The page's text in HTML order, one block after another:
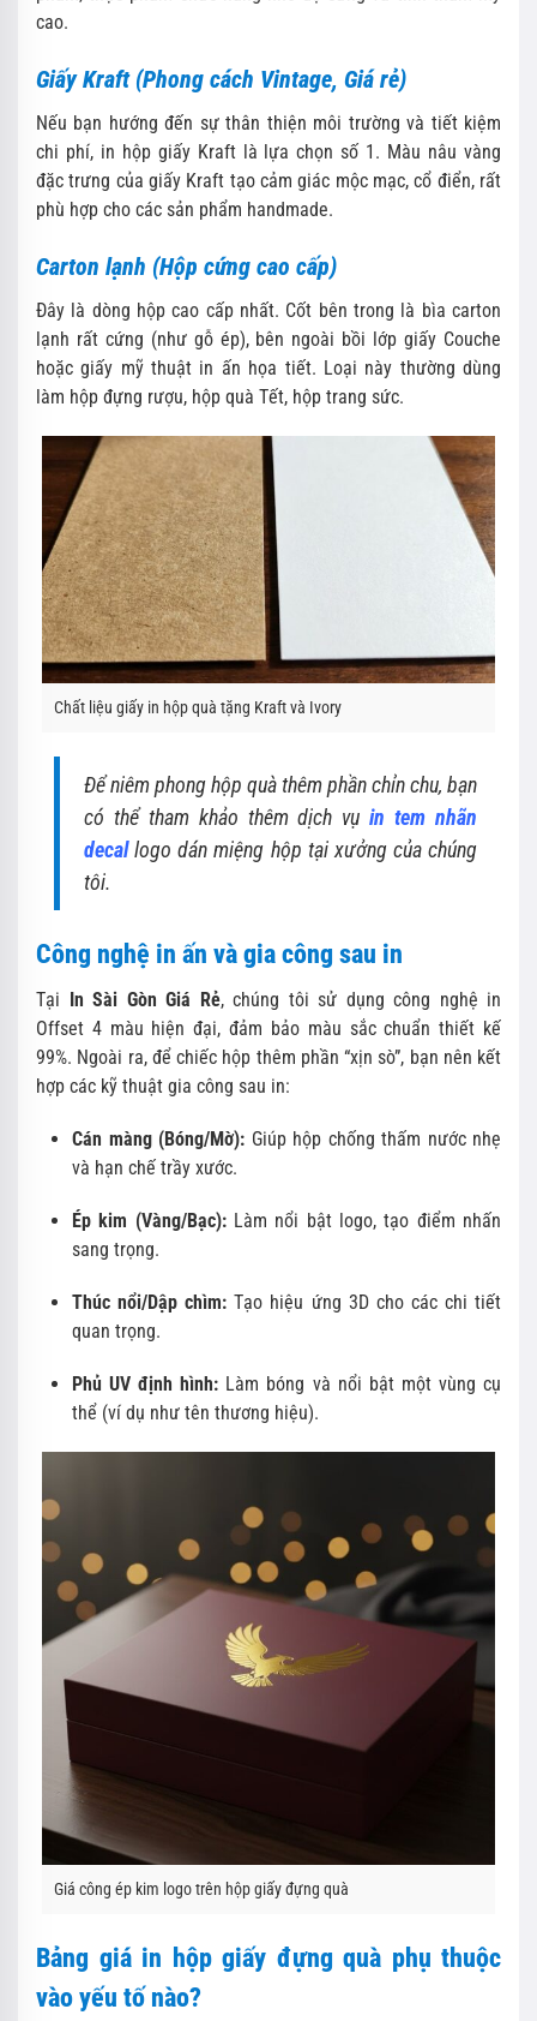
cao.
Giấy Kraft (Phong cách Vintage, Giá rẻ)
Nếu bạn hướng đến sự thân thiện môi trường và tiết kiệm
chi phí, in hộp giấy Kraft là lựa chọn số 1. Màu nâu vàng
đặc trưng của giấy Kraft tạo cảm giác mộc mạc, cổ điển, rất
phù hợp cho các sản phẩm handmade.
Carton lạnh (Hộp cứng cao cấp)
Đây là dòng hộp cao cấp nhất. Cốt bên trong là bìa carton
lạnh rất cứng (như gỗ ép), bên ngoài bồi lớp giấy Couche
hoặc giấy mỹ thuật in ấn họa tiết. Loại này thường dùng
làm hộp đựng rượu, hộp quà Tết, hộp trang sức.
Chất liệu giấy in hộp quà tặng Kraft và Ivory
Để niêm phong hộp quà thêm phần chỉn chu, bạn
có thể tham khảo thêm dịch vụin tem nhãn
decallogo dán miệng hộp tại xưởng của chúng
tôi.
Công nghệ in ấn và gia công sau in
Tại In Sài Gòn Giá Rẻ, chúng tôi sử dụng công nghệ in
Offset 4 màu hiện đại, đảm bảo màu sắc chuẩn thiết kế
99%. Ngoài ra, để chiếc hộp thêm phần “xịn sò”, bạn nên kết
hợp các kỹ thuật gia công sau in:
Cán màng (Bóng/Mờ): Giúp hộp chống thấm nước nhẹ
và hạn chế trầy xước.
Ép kim (Vàng/Bạc):Làm nổi bật logo, tạo điểm nhấn
sang trọng.
Thúc nổi/Dập chìm: Tạo hiệu ứng 3D cho các chi tiết
quan trọng.
Phủ UV định hình: Làm bóng và nổi bật một vùng cụ
thể (ví dụ như tên thương hiệu).
Giá công ép kim logo trên hộp giấy đựng quà
Bảng giá in hộp giấy đựng quà phụ thuộc
vào yếu tố nào?